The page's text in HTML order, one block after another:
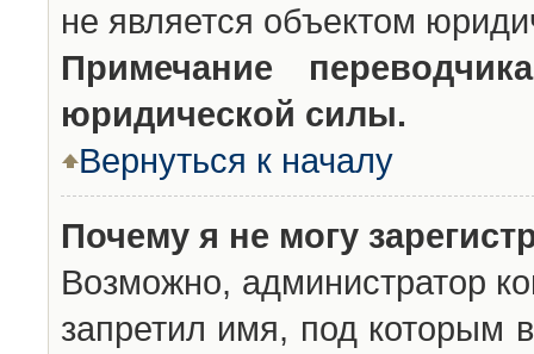
не является объектом
Примечание
юридической силы.
Вернуться к началу
Почему я не могу
Возможно, администратор
запретил имя, под которым